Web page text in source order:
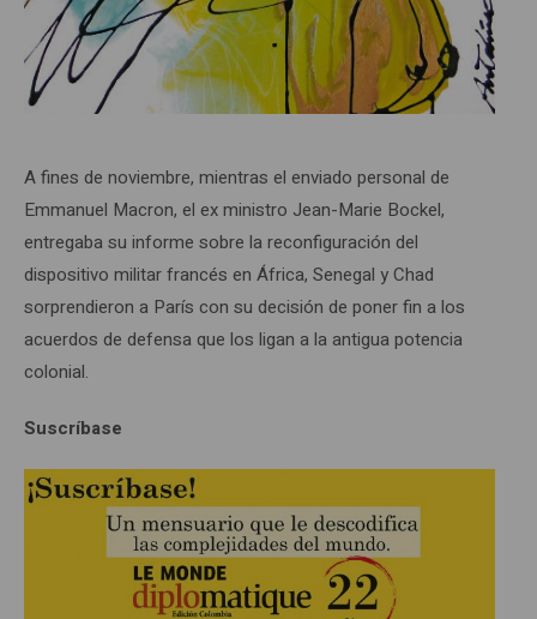
A fines de noviembre, mientras el enviado personal de
Emmanuel Macron, el ex ministro Jean-Marie Bockel,
entregaba su informe sobre la reconfiguración del
dispositivo militar francés en África, Senegal y Chad
sorprendieron a París con su decisión de poner fin a los
acuerdos de defensa que los ligan a la antigua potencia
colonial.
Suscríbase